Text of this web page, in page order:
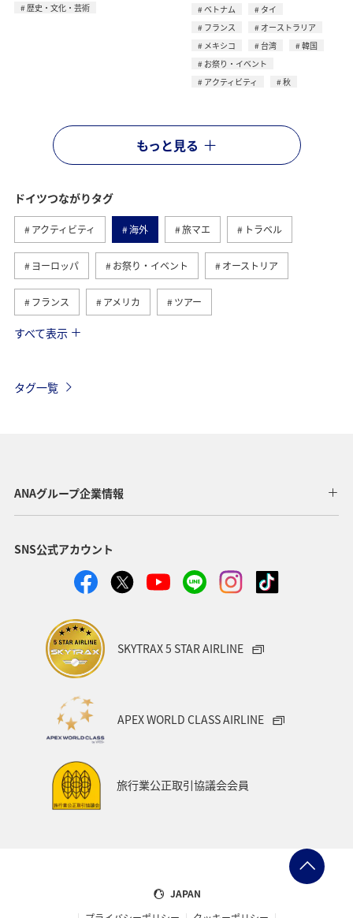
歴史・文化・芸術
ベトナム
タイ
フランス
オーストラリア
メキシコ
台湾
韓国
お祭り・イベント
アクティビティ
秋
もっと見る
ドイツつながりタグ
アクティビティ 海外 旅マエ トラベル
ヨーロッパ お祭り・イベント オーストリア
フランス アメリカ ツアー
旅ナカ
アメリカ・カナダ・中南米 東アジア 韓国
歴史・文化・芸術
スウェーデン ミュンヘン クリスマス
すべて表示
タグ一覧
ANAグループ企業情報
SNS公式アカウント
SKYTRAX 5 STAR AIRLINE
APEX WORLD CLASS AIRLINE
旅行業公正取引協議会会員
JAPAN